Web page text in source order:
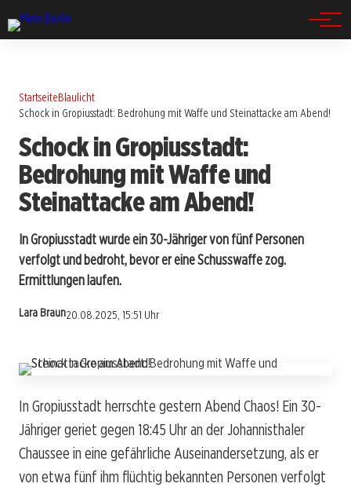
StartseiteBlaulicht
Schock in Gropiusstadt: Bedrohung mit Waffe und Steinattacke am Abend!
Schock in Gropiusstadt:
Bedrohung mit Waffe und
Steinattacke am Abend!
In Gropiusstadt wurde ein 30-Jähriger von fünf Personen
verfolgt und bedroht, bevor er eine Schusswaffe zog.
Ermittlungen laufen.
Lara Braun20.08.2025, 15:51 Uhr
In Gropiusstadt herrschte gestern Abend Chaos! Ein 30-
Jähriger geriet gegen 18:45 Uhr an der Johannisthaler
Chaussee in eine gefährliche Auseinandersetzung, als er
von etwa fünf ihm flüchtig bekannten Personen verfolgt